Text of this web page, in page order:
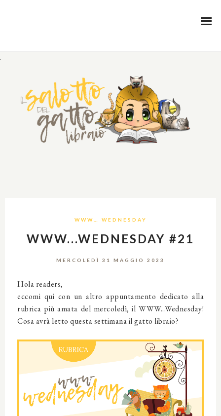
.
WWW… WEDNESDAY
WWW...WEDNESDAY #21
MERCOLEDÌ 31 MAGGIO 2023
Hola readers,
eccomi qui con un altro appuntamento dedicato alla
rubrica più amata del mercoledì, il WWW...Wednesday!
Cosa avrà letto questa settimana il gatto libraio?